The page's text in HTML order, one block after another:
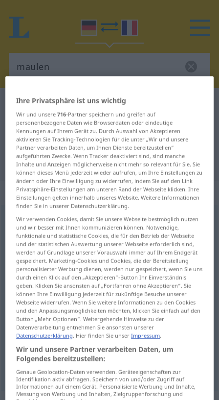
Deutsch-Französisch Wörterbuch
Deutsch-Französisch Übersetzung
für "maulen"
"maulen" Französisch Übersetzung
„maulen“: intransitives Verb
maulenv/i UMG PEJ
Übersicht aller Übersetzungen
(Für mehr Details die Übersetzung anklicken/antippen)
grogner, faire la gueule, râler
grogner maulen
fairela gueule UMG (≈ schmollen)
râler UMG maulen (≈ schimpfen)
Ihre Privatsphäre ist uns wichtig
Wir und unsere716-Partner speichern und greifen auf
personenbezogene Daten wie Browserdaten oder eindeutige
Kennungen auf Ihrem Gerät zu. Durch Auswahl von Akzeptieren
aktivieren Sie Tracking-Technologien für die unter „Wir und unsere
Partner verarbeiten Daten, um Ihnen Dienste bereitzustellen“
aufgeführten Zwecke. Wenn Tracker deaktiviert sind, sind manche
Inhalte und Anzeigen möglicherweise nicht mehr so relevant für Sie. Sie
können dieses Menü jederzeit wieder aufrufen, um Ihre Einstellungen zu
ändern oder Ihre Einwilligung zu widerrufen, indem Sie auf den Link
Privatsphäre-Einstellungen am unteren Rand der Webseite klicken. Ihre
Einstellungen gelten innerhalb unseres Website. Weitere Informationen
finden Sie in unserer Datenschutzerklärung.
Wir verwenden Cookies, damit Sie unsere Webseite bestmöglich nutzen
und wir besser mit Ihnen kommunizieren können. Notwendige,
funktionale und statistische Cookies, die für den Betrieb der Webseite
und der statistischen Auswertung unserer Webseite erforderlich sind,
werden auf Grundlage unserer Vorauswahl immer auf Ihrem Endgerät
gespeichert. Marketing-Cookies und Cookies, die der Bereitstellung
personalisierter Werbung dienen, werden nur gespeichert, wenn Sie uns
durch einen Klick auf den „Akzeptieren“-Button Ihr Einverständnis
geben. Klicken Sie ansonsten auf „Fortfahren ohne Akzeptieren“. Sie
können Ihre Einwilligung jederzeit für zukünftige Besuche unserer
Webseite widerrufen. Wenn Sie weitere Informationen zu den Cookies
und den Anpassungsmöglichkeiten möchten, klicken Sie einfach auf den
Button „Mehr Optionen“. Weitergehende Hinweise zu der
Datenverarbeitung entnehmen Sie ansonsten unserer
Datenschutzerklärung. Hier finden Sie unserImpressum.
Wir und unsere Partner verarbeiten Daten, um
Folgendes bereitzustellen:
Genaue Geolocation-Daten verwenden. Geräteeigenschaften zur
Identifikation aktiv abfragen. Speichern von und/oder Zugriff auf
Informationen auf einem Gerät. Personalisierte Werbung und Inhalte,
Messung von Werbung und Inhalten, Zielgruppenforschung und